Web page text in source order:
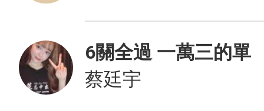
6關全過 一萬三的單
蔡廷宇